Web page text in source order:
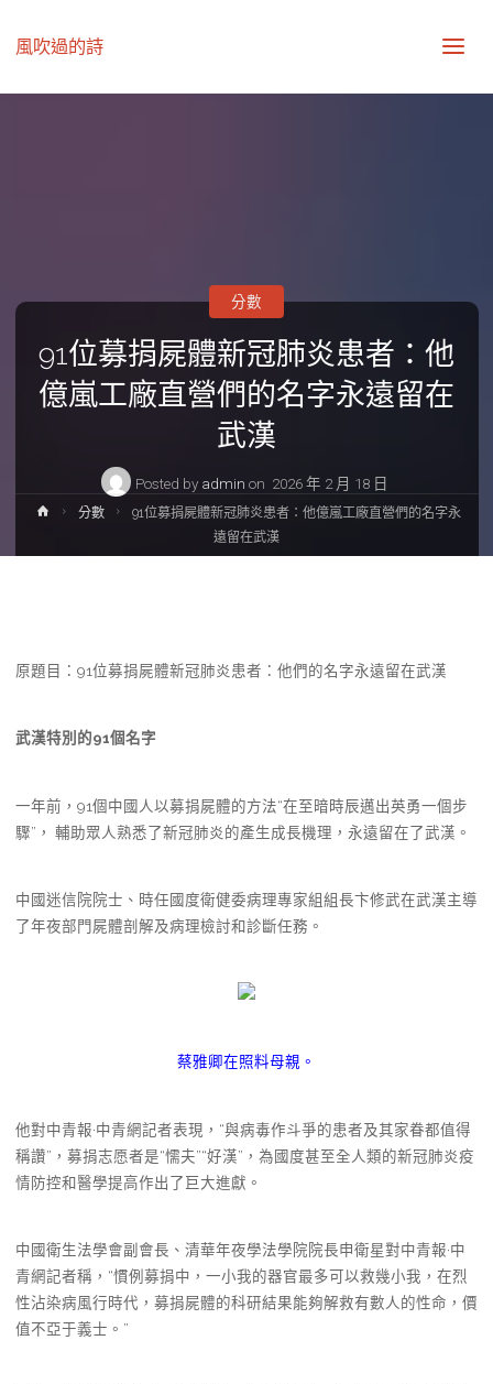
風吹過的詩
91位募捐屍體新冠肺炎患者：他
億嵐工廠直營們的名字永遠留在
武漢
Posted by admin on 2026 年 2 月 18 日
分數
Home分數
91位募捐屍體新冠肺炎患者：他億嵐工廠直營們的名字永
遠留在武漢
原題目：91位募捐屍體新冠肺炎患者：他們的名字永遠留在武漢
武漢特別的91個名字
一年前，91個中國人以募捐屍體的方法“在至暗時辰邁出英勇一個步
驟”， 輔助眾人熟悉了新冠肺炎的產生成長機理，永遠留在了武漢。
中國迷信院院士、時任國度衛健委病理專家組組長卞修武在武漢主導
了年夜部門屍體剖解及病理檢討和診斷任務。
蔡雅卿在照料母親。
他對中青報·中青網記者表現，“與病毒作斗爭的患者及其家眷都值得
稱讚”，募捐志愿者是“懦夫”“好漢”，為國度甚至全人類的新冠肺炎疫
情防控和醫學提高作出了巨大進獻。
中國衛生法學會副會長、清華年夜學法學院院長申衛星對中青報·中
青網記者稱，“慣例募捐中，一小我的器官最多可以救幾小我，在烈
性沾染病風行時代，募捐屍體的科研結果能夠解救有數人的性命，價
值不亞于義士。”